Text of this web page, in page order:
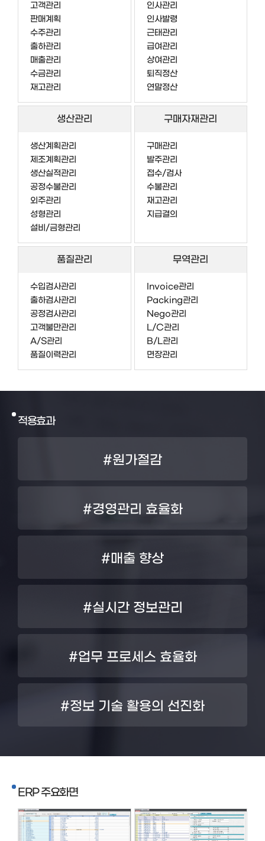
고객관리
판매계획
수주관리
출하관리
매출관리
수금관리
재고관리
인사관리
인사발령
근태관리
급여관리
상여관리
퇴직정산
연말정산
생산관리
생산계획관리
제조계획관리
생산실적관리
공정수불관리
외주관리
성형관리
설비/금형관리
구매자재관리
구매관리
발주관리
접수/검사
수불관리
재고관리
지급결의
품질관리
수입검사관리
출하검사관리
공정검사관리
고객불만관리
A/S관리
품질이력관리
무역관리
Invoice관리
Packing관리
Nego관리
L/C관리
B/L관리
면장관리
적용효과
#원가절감
#경영관리 효율화
#매출 향상
#실시간 정보관리
#업무 프로세스 효율화
#정보 기술 활용의 선진화
ERP 주요화면